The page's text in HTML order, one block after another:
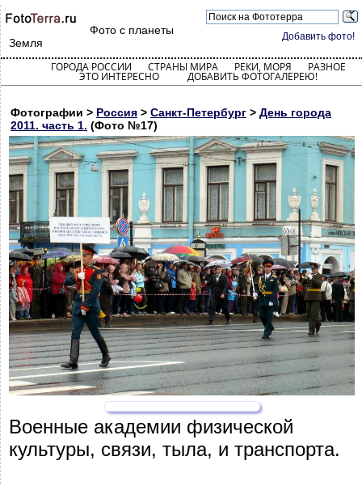
Добавить фото!
Фото с планеты
Земля
ГОРОДА РОССИИ СТРАНЫ МИРА РЕКИ, МОРЯ РАЗНОЕ
ЭТО ИНТЕРЕСНО ДОБАВИТЬ ФОТОГАЛЕРЕЮ!
Фотографии > Россия > Санкт-Петербург > День города
2011. часть 1. (Фото №17)
Военные академии физической
культуры, связи, тыла, и транспорта.